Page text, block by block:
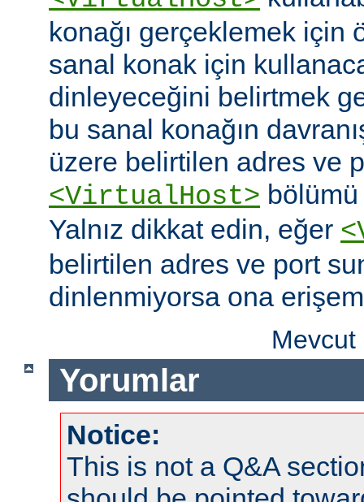
konağı gerçeklemek için
sanal konak için
dinleyeceğini belirtmek
bu sanal konağın
üzere belirtilen adres ve
<VirtualHost> bölümü
Yalnız dikkat edin, eğer
belirtilen adres ve port
dinlenmiyorsa ona
Yorumlar
Notice:
This is not a Q&A